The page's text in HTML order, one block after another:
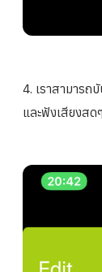
4.​ เราสามารถ
และฟังเสียงส